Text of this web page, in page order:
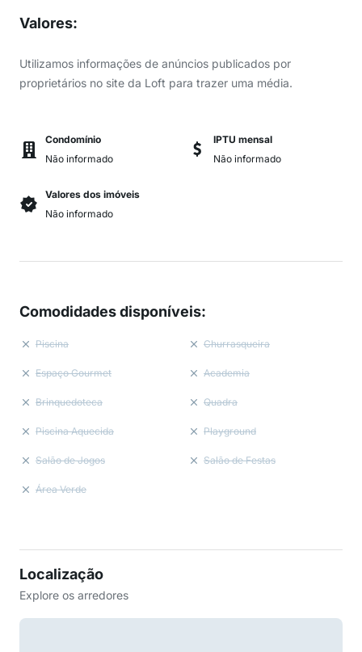
Valores:
Utilizamos informações de anúncios publicados por
proprietários no site da Loft para trazer uma média.
Condomínio
Não informado
IPTU mensal
Não informado
Valores dos imóveis
Não informado
Comodidades disponíveis:
Piscina Churrasqueira
Espaço Gourmet Academia
Brinquedoteca Quadra
Piscina Aquecida Playground
Salão de Jogos Salão de Festas
Área Verde
Localização
Explore os arredores